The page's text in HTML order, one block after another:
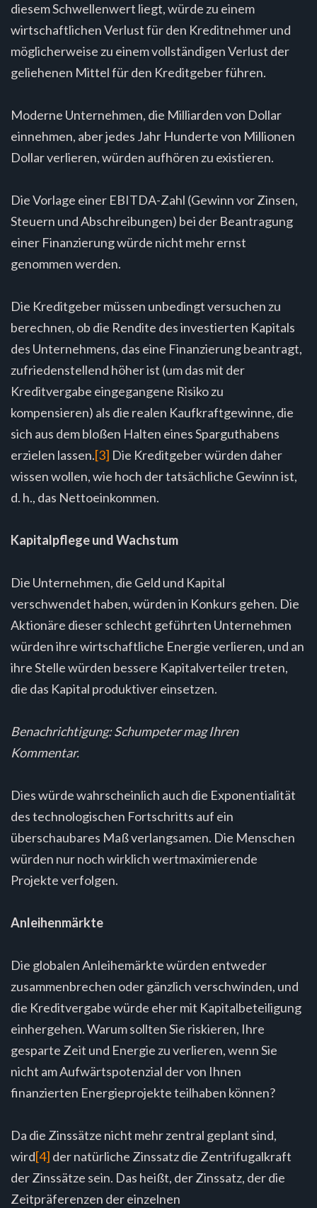
diesem Schwellenwert liegt, würde zu einem
wirtschaftlichen Verlust für den Kreditnehmer und
möglicherweise zu einem vollständigen Verlust der
geliehenen Mittel für den Kreditgeber führen.
Moderne Unternehmen, die Milliarden von Dollar
einnehmen, aber jedes Jahr Hunderte von Millionen
Dollar verlieren, würden aufhören zu existieren.
Die Vorlage einer EBITDA-Zahl (Gewinn vor Zinsen,
Steuern und Abschreibungen) bei der Beantragung
einer Finanzierung würde nicht mehr ernst
genommen werden.
Die Kreditgeber müssen unbedingt versuchen zu
berechnen, ob die Rendite des investierten Kapitals
des Unternehmens, das eine Finanzierung beantragt,
zufriedenstellend höher ist (um das mit der
Kreditvergabe eingegangene Risiko zu
kompensieren) als die realen Kaufkraftgewinne, die
sich aus dem bloßen Halten eines Sparguthabens
erzielen lassen.[3] Die Kreditgeber würden daher
wissen wollen, wie hoch der tatsächliche Gewinn ist,
d. h., das Nettoeinkommen.
Kapitalpflege und Wachstum
Die Unternehmen, die Geld und Kapital
verschwendet haben, würden in Konkurs gehen. Die
Aktionäre dieser schlecht geführten Unternehmen
würden ihre wirtschaftliche Energie verlieren, und an
ihre Stelle würden bessere Kapitalverteiler treten,
die das Kapital produktiver einsetzen.
Benachrichtigung: Schumpeter mag Ihren
Kommentar.
Dies würde wahrscheinlich auch die Exponentialität
des technologischen Fortschritts auf ein
überschaubares Maß verlangsamen. Die Menschen
würden nur noch wirklich wertmaximierende
Projekte verfolgen.
Anleihenmärkte
Die globalen Anleihemärkte würden entweder
zusammenbrechen oder gänzlich verschwinden, und
die Kreditvergabe würde eher mit Kapitalbeteiligung
einhergehen. Warum sollten Sie riskieren, Ihre
gesparte Zeit und Energie zu verlieren, wenn Sie
nicht am Aufwärtspotenzial der von Ihnen
finanzierten Energieprojekte teilhaben können?
Da die Zinssätze nicht mehr zentral geplant sind,
wird[4] der natürliche Zinssatz die Zentrifugalkraft
der Zinssätze sein. Das heißt, der Zinssatz, der die
Zeitpräferenzen der einzelnen